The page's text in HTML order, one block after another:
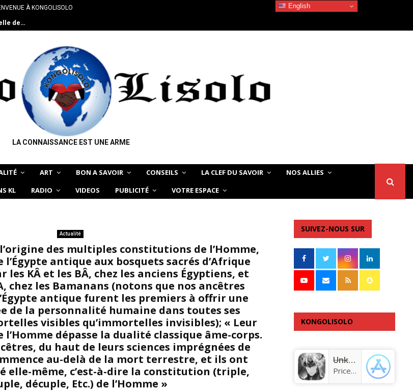
À KONGOLISOLO
de…
LA CONNAISSANCE EST UNE ARME
ART BON A SAVOIR CONSEILS LA CLEF DU SAVOIR
NOS ALLIES
KL RADIO VIDEOS PUBLICITÉ VOTRE ESPACE
Actualité
des multiples constitutions de l’Homme,
l’Égypte antique aux bosquets sacrés d’Afrique
les KÂ et les BÂ, chez les anciens Égyptiens, et
chez les Bamanans (notons que nos ancêtres
antique furent les premiers à offrir une
de la personnalité humaine dans toutes ses
visibles qu’immortelles invisibles); « Leur
dépasse la dualité classique âme-corps.
du haut de leurs sciences imprégnées de
au-delà de la mort terrestre, et ils ont
elle-même, c’est-à-dire la constitution (triple,
décuple, Etc.) de l’Homme »
SUIVEZ-NOUS SUR
KONGOLISOLO
Unknown app
Price:Free
English